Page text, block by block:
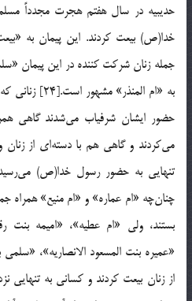
حدیبیه در سال هفتم هجرت مجدداً
جمله زنان شرکت کننده در این پیمان
به «ام
حضور ایشان شرفیاب می‌شدند گاهی
می‌کردند و گاهی هم با دسته‌ای از
تنهایی به حضور رسول خدا(ص)
چنان‌چه «ام عماره» و «ام منیع» همراه
از زنان بیعت کردند و کسانی به